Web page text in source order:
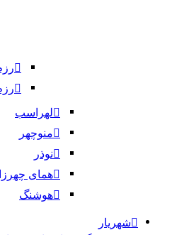
لهراسب
منوچهر
نوذر
هماى
هوشنگ
شهریار